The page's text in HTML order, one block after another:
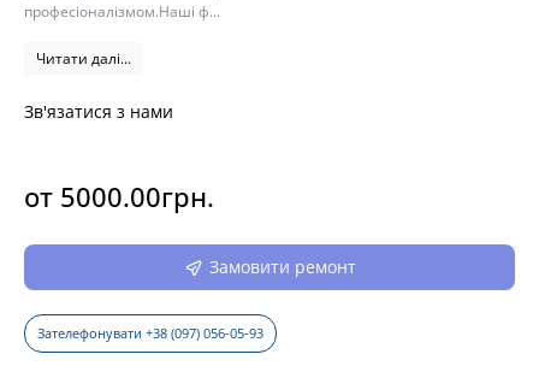
професіоналізмом.Наші ф...
Читати далі...
Зв'язатися з нами
от 5000.00грн.
Замовити ремонт
Зателефонувати +38 (097) 056-05-93